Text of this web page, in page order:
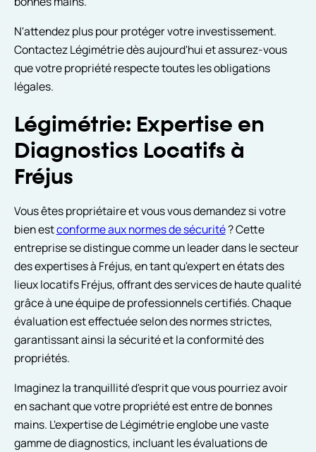
N'attendez plus pour protéger votre investissement.
Contactez Légimétrie dès aujourd'hui et assurez-vous
que votre propriété respecte toutes les obligations
légales.
Légimétrie: Expertise en
Diagnostics Locatifs à
Fréjus
Vous êtes propriétaire et vous vous demandez si votre
bien estconforme aux normes de sécurité? Cette
entreprise se distingue comme un leader dans le secteur
des expertises à Fréjus, en tant qu'expert en états des
lieux locatifs Fréjus, offrant des services de haute qualité
grâce à une équipe de professionnels certifiés. Chaque
évaluation est effectuée selon des normes strictes,
garantissant ainsi la sécurité et la conformité des
propriétés.
Imaginez la tranquillité d'esprit que vous pourriez avoir
en sachant que votre propriété est entre de bonnes
mains. L'expertise de Légimétrie englobe une vaste
gamme de diagnostics, incluant les évaluations de